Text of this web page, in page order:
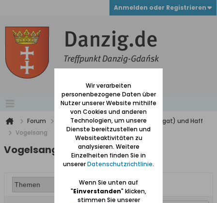
Anmelden oder Registrieren
Forum
Werder (zwischen Weichsel und Nogat) und Haff
Vogelsang
Vogelsang
Wir verarbeiten
personenbezogene Daten über
Nutzer unserer Website mithilfe
von Cookies und anderen
Technologien, um unsere
Dienste bereitzustellen und
Websiteaktivitäten zu
analysieren. Weitere
Einzelheiten finden Sie in
unsererDatenschutzrichtlinie.
Wenn Sie unten auf
"Einverstanden" klicken,
stimmen Sie unserer